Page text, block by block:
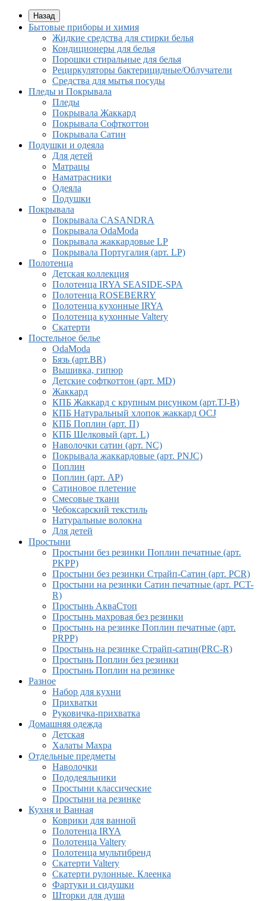
Назад
Бытовые приборы и химия
Жидкие средства для стирки белья
Кондиционеры для белья
Порошки стиральные для белья
Рециркуляторы бактерицидные/Облучатели
Средства для мытья посуды
Пледы и Покрывала
Пледы
Покрывала Жаккард
Покрывала Софткоттон
Покрывала Сатин
Подушки и одеяла
Для детей
Матрацы
Наматрасники
Одеяла
Подушки
Покрывала
Покрывалa CASANDRA
Покрывала OdaModa
Покрывала жаккардовые LP
Покрывала Португалия (арт. LP)
Полотенца
Детская коллекция
Полотенца IRYA SEASIDE-SPA
Полотенца ROSEBERRY
Полотенца кухонные IRYA
Полотенца кухонные Valtery
Скатерти
Постельное белье
OdaModa
Бязь (арт.BR)
Вышивка, гипюр
Детские софткоттон (арт. MD)
Жаккард
КПБ Жаккард с крупным рисунком (арт.TJ-B)
КПБ Натуральный хлопок жаккард OCJ
КПБ Поплин (арт. П)
КПБ Шелковый (арт. L)
Наволочки сатин (арт. NC)
Покрывала жаккардовые (арт. PNJC)
Поплин
Поплин (арт. AP)
Сатиновое плетение
Смесовые ткани
Чебоксарский текстиль
Натуральные волокна
Для детей
Простыни
Простыни без резинки Поплин печатные (арт.
PKPP)
Простыни без резинки Страйп-Сатин (арт. PCR)
Простыни на резинки Сатин печатные (арт. PCT-
R)
Простынь АкваСтоп
Простынь махровая без резинки
Простынь на резинке Поплин печатные (арт.
PRPP)
Простынь на резинке Страйп-сатин(PRC-R)
Простынь Поплин без резинки
Простынь Поплин на резинке
Разное
Набор для кухни
Прихватки
Руковичка-прихватка
Домашняя одежда
Детская
Халаты Махра
Отдельные предметы
Наволочки
Пододеяльники
Простыни классические
Простыни на резинке
Кухня и Ванная
Коврики для ванной
Полотенца IRYA
Полотенца Valtery
Полотенца мультибренд
Скатерти Valtery
Скатерти рулонные. Клеенка
Фартуки и сидушки
Шторки для душа